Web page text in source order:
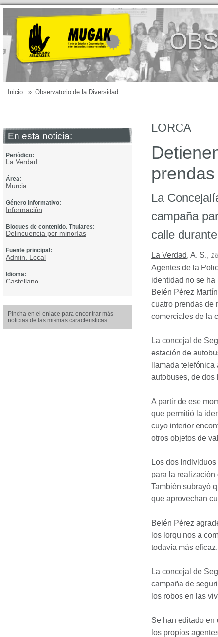
Inicio » Observatorio de la Diversidad
En esta noticia:
Periódico:
La Verdad
Área:
Murcia
Género informativo:
Información
Bloques de contenido. Titulares:
Delincuencia por minorías
Fuente principal:
Admin. Local
Idioma:
Castellano
Pincha en el enlace para encontrar más
noticias de las mismas características.
LORCA
La
campaña
calle
La Verdad, A. S.,
Agentes de la
identidad no se
Belén Pérez
cuatro prendas de
comerciales de la
La concejal de
estación de
llamada
autobuses, de dos
A partir de ese
que permitió la
cuyo interior
otros objetos de
Los dos
para la realización
También subrayó
que aprovechan
Belén Pérez
los lorquinos a
todavía más eficaz.
La concejal de
campaña de
los robos en las
Se han editado en
los propios